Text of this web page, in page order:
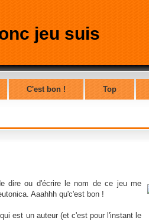
C'est bon ! Top
dire ou d'écrire le nom de ce jeu me
Aaahhh qu'c'est bon !
est un auteur (et c'est pour l'instant le